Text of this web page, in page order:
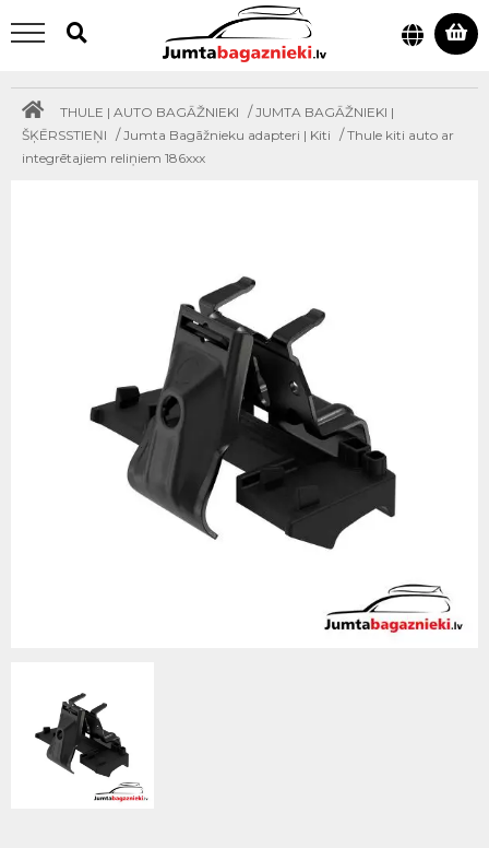
THULE | AUTO BAGĀŽNIEKI /JUMTA BAGĀŽNIEKI |
ŠĶĒRSSTIEŅI /Jumta Bagāžnieku adapteri | Kiti /Thule kiti auto ar
integrētajiem reliņiem 186xxx